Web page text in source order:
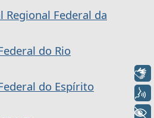
Regional Federal da
do Rio
do Espírito